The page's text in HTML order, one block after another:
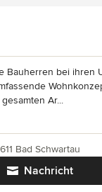
Bauherren bei ihren
Ar...
Nachricht
Bad Schwartau